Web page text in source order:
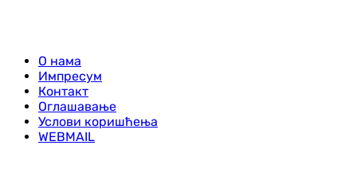
О нама
Импресум
Контакт
Оглашавање
Услови коришћења
WEBMAIL